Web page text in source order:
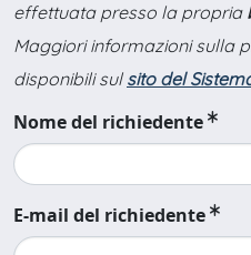
effettuata presso la propria
Maggiori informazioni sulla
disponibili sul sito del
Nome del richiedente
E-mail del richiedente